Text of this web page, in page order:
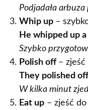
Podjadała arbuza
Whip up –
He whipped up
Szybko
Polish off – zjeść
They polished
W kilka minut
Eat up – zjeść